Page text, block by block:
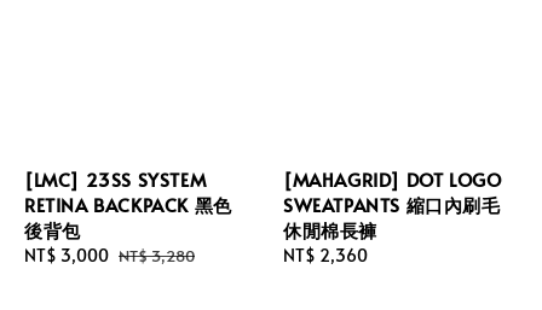
[LMC] 23SS SYSTEM
RETINA BACKPACK 黑色
後背包
Sale
NT$ 3,000 Regular
NT$ 3,280
[MAHAGRID] DOT LOGO
SWEATPANTS 縮口內刷毛
休閒棉長褲
Regular
NT$ 2,360